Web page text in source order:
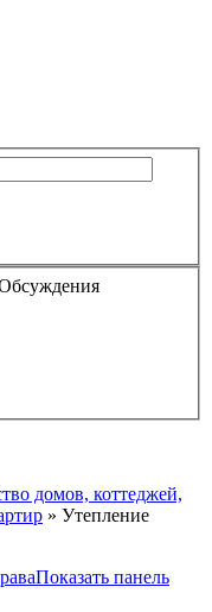
домов, коттеджей,
» Утепление
Показать панель